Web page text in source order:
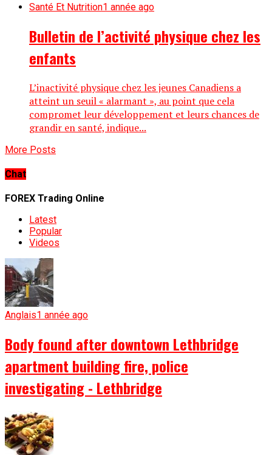
Santé Et Nutrition1 année ago
Bulletin de l’activité physique chez les
enfants
L’inactivité physique chez les jeunes Canadiens a
atteint un seuil « alarmant », au point que cela
compromet leur développement et leurs chances de
grandir en santé, indique...
More Posts
Chat
FOREX Trading Online
Latest
Popular
Videos
Anglais1 année ago
Body found after downtown Lethbridge
apartment building fire, police
investigating - Lethbridge